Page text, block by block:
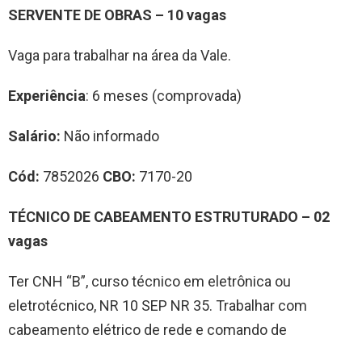
SERVENTE DE OBRAS – 10 vagas
Vaga para trabalhar na área da Vale.
Experiência: 6 meses (comprovada)
Salário: Não informado
Cód: 7852026 CBO: 7170-20
TÉCNICO DE CABEAMENTO ESTRUTURADO – 02
vagas
Ter CNH “B”, curso técnico em eletrônica ou
eletrotécnico, NR 10 SEP NR 35. Trabalhar com
cabeamento elétrico de rede e comando de